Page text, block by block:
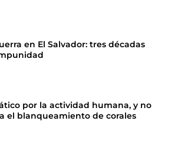
en El Salvador: tres décadas
por la actividad humana, y no
el blanqueamiento de corales